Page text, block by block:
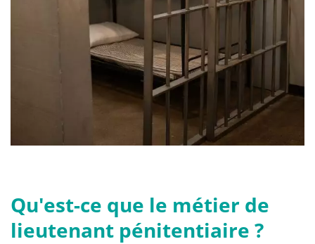
Qu'est-ce que le métier de
lieutenant pénitentiaire ?